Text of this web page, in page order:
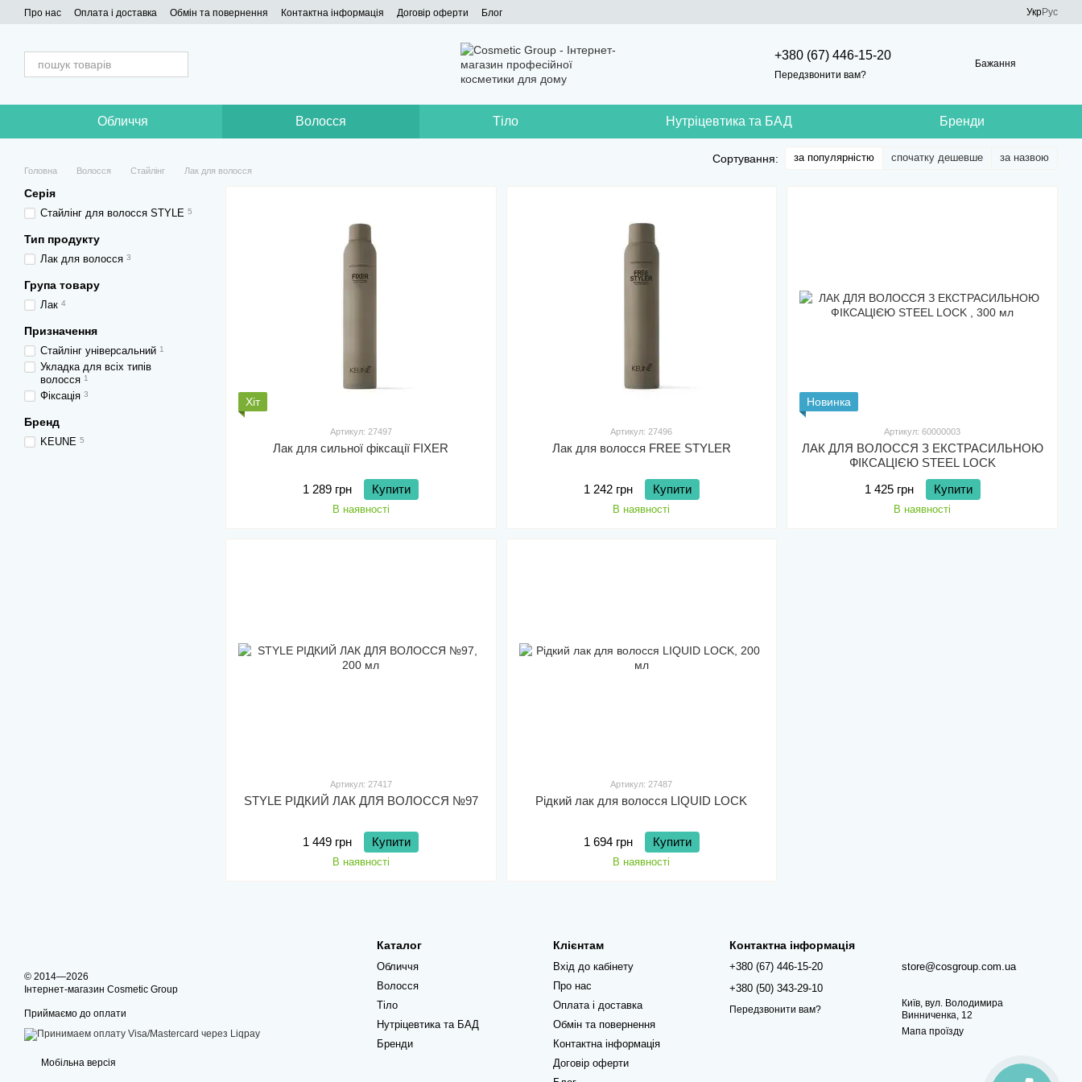
Перейти до основного контенту
Про нас Оплата і доставка Обмін та повернення Контактна інформація Договір оферти Блог УкрРус
+380 (67) 446-15-20
Передзвонити вам?
Бажання
Обличчя Волосся Тіло Нутріцевтика та БАД Бренди
Головна Волосся Стайлінг Лак для волосся
Сортування: за популярністю спочатку дешевше за назвою
Хіт
Артикул: 27497
Лак для сильної фіксації FIXER
1 289 грн Купити
В наявності
Артикул: 27496
Лак для волосся FREE STYLER
1 242 грн Купити
В наявності
Новинка
Артикул: 60000003
ЛАК ДЛЯ ВОЛОССЯ З ЕКСТРАСИЛЬНОЮ
ФІКСАЦІЄЮ STEEL LOCK
1 425 грн
Купити
В наявності
Артикул: 27417
STYLE РІДКИЙ ЛАК ДЛЯ ВОЛОССЯ №97
1 449 грн Купити
В наявності
Артикул: 27487
Рідкий лак для волосся LIQUID LOCK
1 694 грн Купити
В наявності
Серія
Стайлінг для волосся STYLE 5
Тип продукту
Лак для волосся 3
Група товару
Лак 4
Призначення
Стайлінг універсальний 1
Укладка для всіх типів
волосся 1
Фіксація 3
Бренд
KEUNE 5
© 2014—2026
Інтернет-магазин Cosmetic Group
Приймаємо до оплати
Мобільна версія
Каталог
Обличчя
Волосся
Тіло
Нутріцевтика та БАД
Бренди
Клієнтам
Вхід до кабінету
Про нас
Оплата і доставка
Обмін та повернення
Контактна інформація
Договір оферти
Контактна інформація
+380 (67) 446-15-20
+380 (50) 343-29-10
Передзвонити вам?
store@cosgroup.com.ua
Київ, вул. Володимира
Винниченка, 12
Мапа проїзду